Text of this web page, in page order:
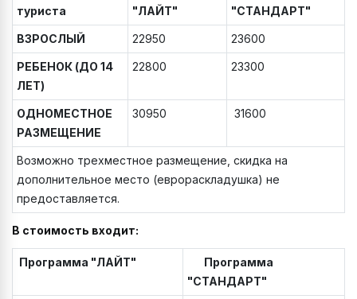
туриста
"ЛАЙТ"
"СТАНДАРТ"
ВЗРОСЛЫЙ 22950 23600
РЕБЕНОК (ДО 14
ЛЕТ)
22800 23300
ОДНОМЕСТНОЕ
РАЗМЕЩЕНИЕ
30950 31600
Возможно трехместное размещение, скидка на
дополнительное место (еврораскладушка) не
предоставляется.
В стоимость входит:
Программа "ЛАЙТ"
Программа
"СТАНДАРТ"